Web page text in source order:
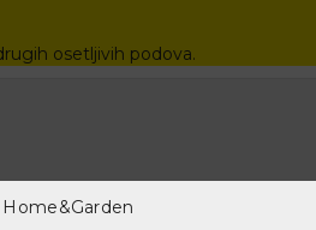
osetljivih podova.
Home&Garden